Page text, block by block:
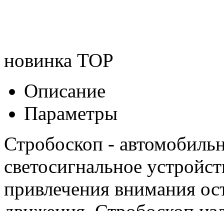
новинка TOP
Описание
Параметры
Стробоскоп -
светосигнальное
привлечения внимания